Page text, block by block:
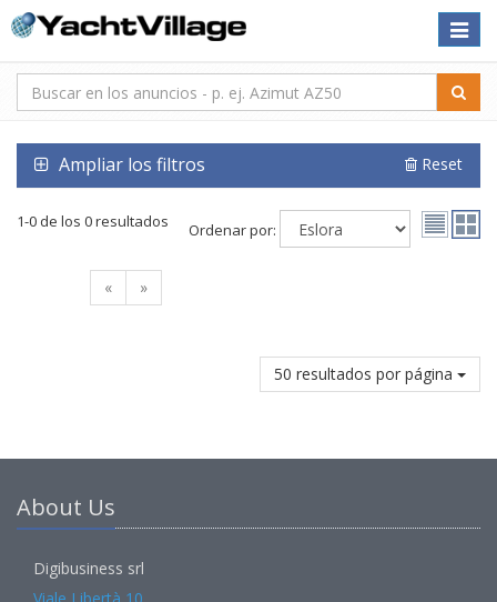
Toggle
Ampliar los filtros Reset
1-0 de los 0 resultados Ordenar por:
« »
50 resultados por página
About Us
Digibusiness srl